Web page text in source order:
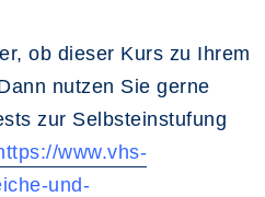
ob dieser Kurs zu Ihrem
nutzen Sie gerne
zur Selbsteinstufung
www.vhs-
und-